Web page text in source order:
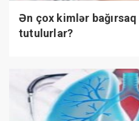
Ən çox kimlər
tutulurlar?